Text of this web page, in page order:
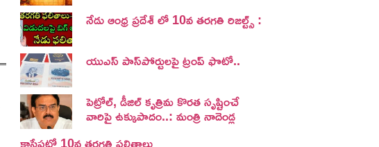
నేడు ఆంధ్ర ప్రదేశ్ లో 10వ తరగతి రిజల్ట్స్ :
యుఎస్ పాస్‌పోర్టులపై ట్రంప్‌ ఫొటో..
పెట్రోల్, డీజిల్ కృత్రిమ కొరత సృష్టించే
వారిపై ఉక్కుపాదం..: మంత్రి నాదెండ్ల